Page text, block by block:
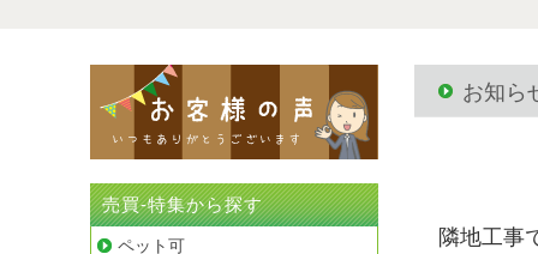
お知ら
隣地工事
売買-特集から探す
ペット可